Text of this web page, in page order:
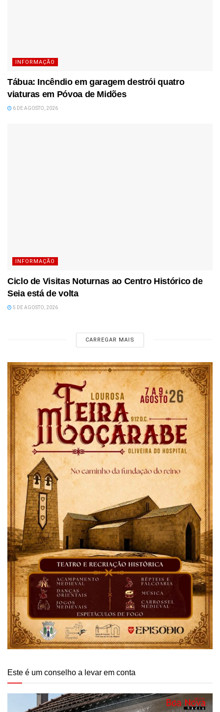
INFORMAÇÃO
Tábua: Incêndio em garagem destrói quatro
viaturas em Póvoa de Midões
6 DE AGOSTO, 2026
INFORMAÇÃO
Ciclo de Visitas Noturnas ao Centro Histórico de
Seia está de volta
5 DE AGOSTO, 2026
CARREGAR MAIS
Este é um conselho a levar em conta